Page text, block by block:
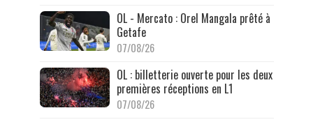
OL - Mercato : Orel Mangala prêté à
Getafe
07/08/26
OL : billetterie ouverte pour les deux
premières réceptions en L1
07/08/26